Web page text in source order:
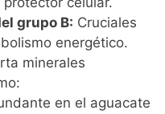
grupo B: Cruciales
energético.
minerales
en el aguacate